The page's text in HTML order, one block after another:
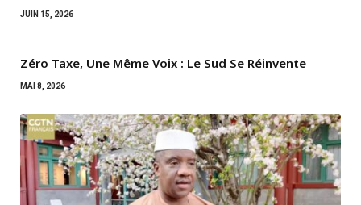
JUIN 15, 2026
Zéro Taxe, Une Même Voix : Le Sud Se Réinvente
MAI 8, 2026